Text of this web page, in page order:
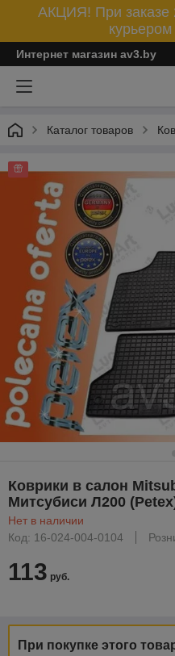
АКЦИЯ! При заказе
Интернет магазин av3.by
Каталог товаров
Коврики в салон
Митсубиси Л200
Нет в наличии
Код: 16-024-004-0104
113 руб.
При покупке этого